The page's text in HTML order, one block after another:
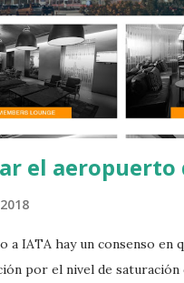
el
a IATA hay un consenso en
por el nivel de saturación